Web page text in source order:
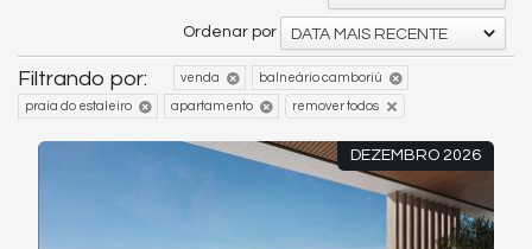
Ordenar por DATA MAIS RECENTE
Filtrando por: venda balneário camboriú
praia do estaleiro apartamento remover todos
DEZEMBRO 2026